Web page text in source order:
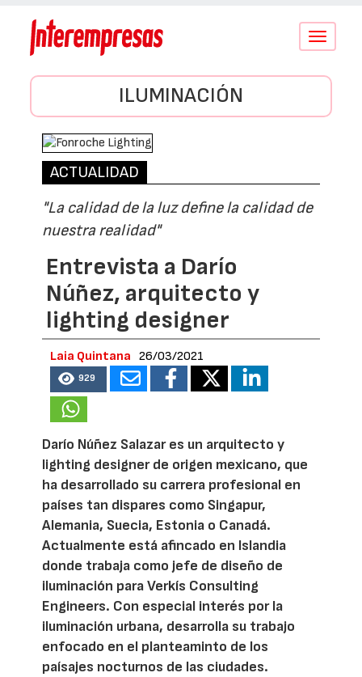
Conmutar
ILUMINACIÓN
ACTUALIDAD
"La calidad de la luz define la calidad de
nuestra realidad"
Entrevista a Darío
Núñez, arquitecto y
lighting designer
Laia Quintana 26/03/2021
929
Darío Núñez Salazar es un arquitecto y
lighting designer de origen mexicano, que
ha desarrollado su carrera profesional en
países tan dispares como Singapur,
Alemania, Suecia, Estonia o Canadá.
Actualmente está afincado en Islandia
donde trabaja como jefe de diseño de
iluminación para Verkís Consulting
Engineers. Con especial interés por la
iluminación urbana, desarrolla su trabajo
enfocado en el planteaminto de los
paísajes nocturnos de las ciudades.